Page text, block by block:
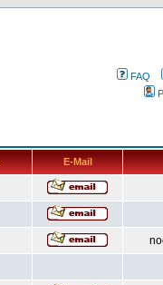
FAQ
E-Mail